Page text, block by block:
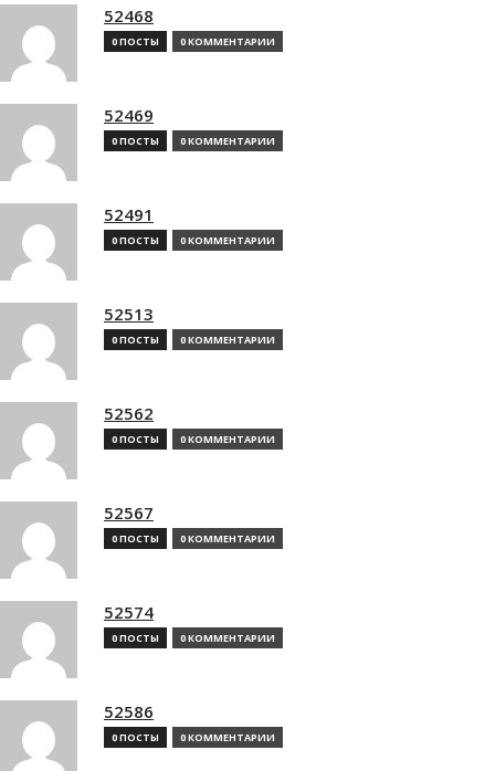
52468
0 ПОСТЫ 0 КОММЕНТАРИИ
52469
0 ПОСТЫ 0 КОММЕНТАРИИ
52491
0 ПОСТЫ 0 КОММЕНТАРИИ
52513
0 ПОСТЫ 0 КОММЕНТАРИИ
52562
0 ПОСТЫ 0 КОММЕНТАРИИ
52567
0 ПОСТЫ 0 КОММЕНТАРИИ
52574
0 ПОСТЫ 0 КОММЕНТАРИИ
52586
0 ПОСТЫ 0 КОММЕНТАРИИ